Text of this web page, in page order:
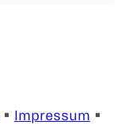
• Impressum •